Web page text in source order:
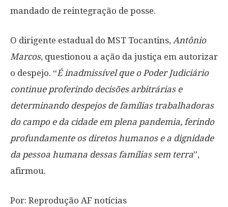
mandado de reintegração de posse.
O dirigente estadual do MST Tocantins, Antônio
Marcos, questionou a ação da justiça em autorizar
o despejo. “É inadmissível que o Poder Judiciário
continue proferindo decisões arbitrárias e
determinando despejos de famílias trabalhadoras
do campo e da cidade em plena pandemia, ferindo
profundamente os diretos humanos e a dignidade
da pessoa humana dessas famílias sem terra”,
afirmou.
Por: Reprodução AF notícias